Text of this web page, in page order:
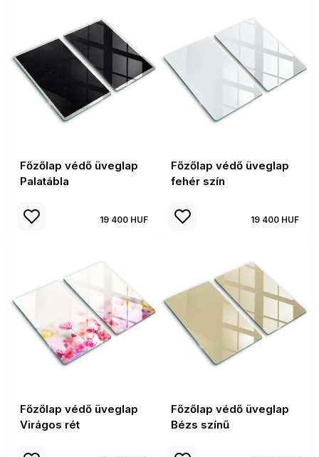
Főzőlap védő üveglap
Palatábla
19 400 HUF
Főzőlap védő üveglap
fehér szín
19 400 HUF
Főzőlap védő üveglap
Virágos rét
Főzőlap védő üveglap
Bézs színű